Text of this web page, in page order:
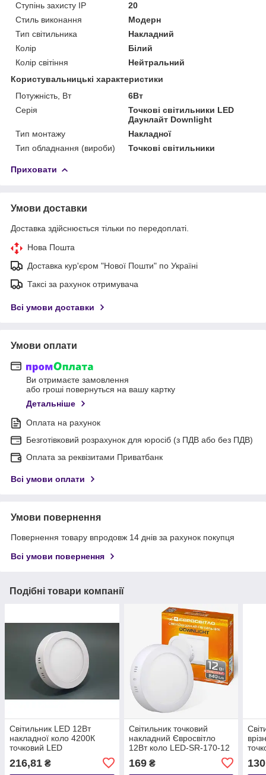
Ступінь захисту IP
20
Стиль виконання
Модерн
Тип світильника
Накладний
Колір
Білий
Колір світіння
Нейтральний
Користувальницькі характеристики
Потужність, Вт
6Вт
Серія
Точкові світильники LED
Даунлайт Downlight
Тип монтажу
Накладної
Тип обладнання (вироби)
Точкові світильники
Приховати
Умови доставки
Доставка здійснюється тільки по передоплаті.
Нова Пошта
Доставка кур'єром "Нової Пошти" по Україні
Таксі за рахунок отримувача
Всі умови доставки
Умови оплати
Ви отримаєте замовлення
або гроші повернуться на вашу картку
Детальніше
Оплата на рахунок
Безготівковий розрахунок для юросіб (з ПДВ або без ПДВ)
Оплата за реквізитами Приватбанк
Всі умови оплати
Умови повернення
Повернення товару впродовж 14 днів за рахунок покупця
Всі умови повернення
Подібні товари компанії
Світильник LED 12Вт
накладної коло 4200К
точковий LED
216,81 ₴
Світильник точковий
накладний Євросвітло
12Вт коло LED-SR-170-12
169₴ 130